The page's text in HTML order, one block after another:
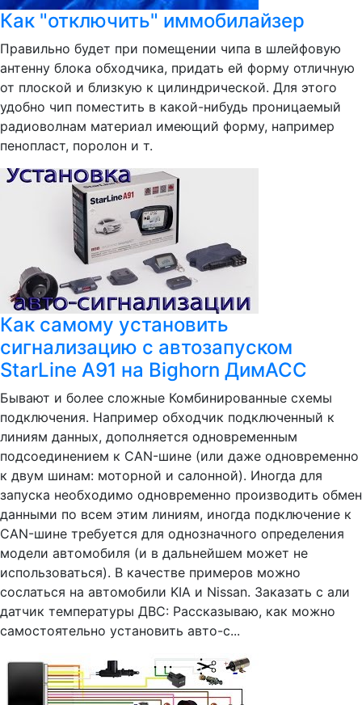
Как "отключить" иммобилайзер
Правильно будет при помещении чипа в шлейфовую
антенну блока обходчика, придать ей форму отличную
от плоской и близкую к цилиндрической. Для этого
удобно чип поместить в какой-нибудь проницаемый
радиоволнам материал имеющий форму, например
пенопласт, поролон и т.
Как самому установить
сигнализацию с автозапуском
StarLine A91 на Bighorn ДимАСС
Бывают и более сложные Комбинированные схемы
подключения. Например обходчик подключенный к
линиям данных, дополняется одновременным
подсоединением к CAN-шине (или даже одновременно
к двум шинам: моторной и салонной). Иногда для
запуска необходимо одновременно производить обмен
данными по всем этим линиям, иногда подключение к
CAN-шине требуется для однозначного определения
модели автомобиля (и в дальнейшем может не
использоваться). В качестве примеров можно
сослаться на автомобили KIA и Nissan. Заказать с али
датчик температуры ДВС: Рассказываю, как можно
самостоятельно установить авто-с...